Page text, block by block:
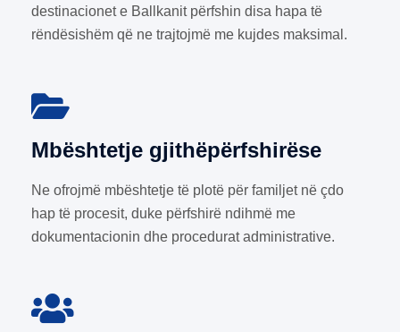
destinacionet e Ballkanit përfshin disa hapa të
rëndësishëm që ne trajtojmë me kujdes maksimal.
Mbështetje gjithëpërfshirëse
Ne ofrojmë mbështetje të plotë për familjet në çdo
hap të procesit, duke përfshirë ndihmë me
dokumentacionin dhe procedurat administrative.